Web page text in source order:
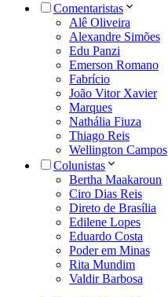
Comentaristas
Alê Oliveira
Alexandre Simões
Edu Panzi
Emerson Romano
Fabrício
João Vitor Xavier
Marques
Nathália Fiuza
Thiago Reis
Wellington Campos
Colunistas
Bertha Maakaroun
Ciro Dias Reis
Direto de Brasília
Edilene Lopes
Eduardo Costa
Poder em Minas
Rita Mundim
Valdir Barbosa